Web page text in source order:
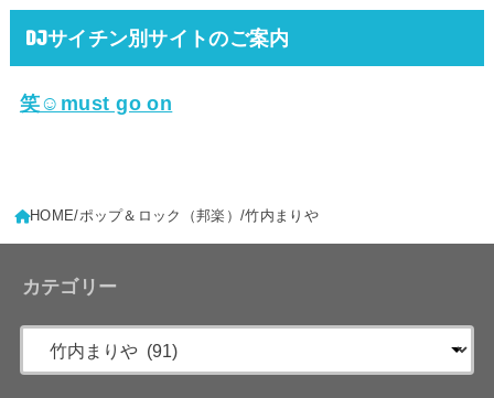
DJサイチン別サイトのご案内
笑☺must go on
HOME ポップ＆ロック（邦楽） 竹内まりや
カテゴリー